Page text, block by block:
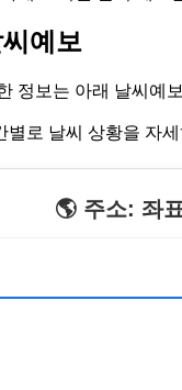
예보
정보는 아래 날씨예
로 날씨 상황을 자
🌎 주소: 좌